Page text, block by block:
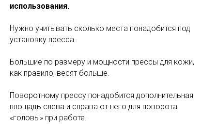
использования.
Нужно учитывать сколько места понадобится под
установку пресса.
Большие по размеру и мощности прессы для кожи,
как правило, весят больше.
Поворотному прессу понадобится дополнительная
площадь слева и справа от него для поворота
«головы» при работе.